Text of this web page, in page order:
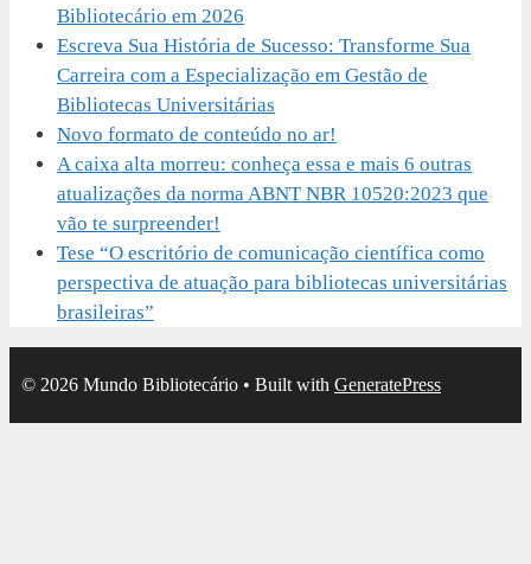
Bibliotecário em 2026
Escreva Sua História de Sucesso: Transforme Sua
Carreira com a Especialização em Gestão de
Bibliotecas Universitárias
Novo formato de conteúdo no ar!
A caixa alta morreu: conheça essa e mais 6 outras
atualizações da norma ABNT NBR 10520:2023 que
vão te surpreender!
Tese “O escritório de comunicação científica como
perspectiva de atuação para bibliotecas universitárias
brasileiras”
© 2026 Mundo Bibliotecário • Built with GeneratePress